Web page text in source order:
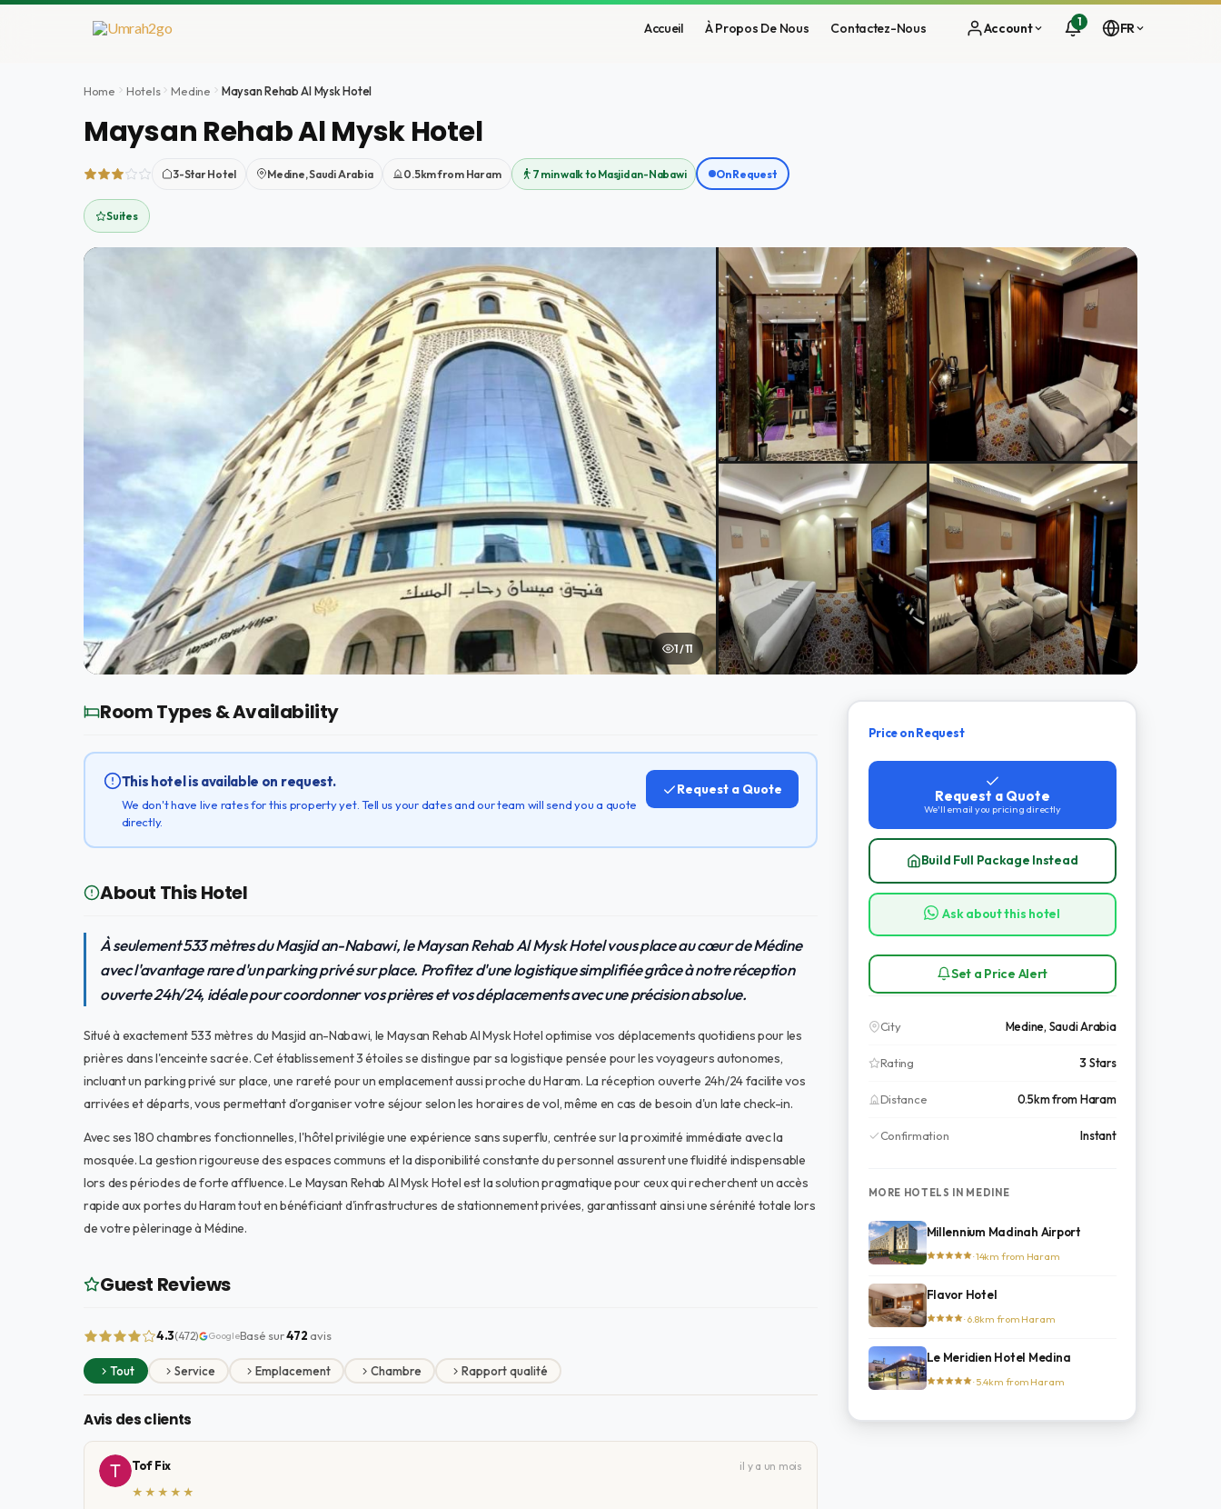
Aller
Accueil À Propos De Nous Contactez-Nous Account 1 FR
Home Hotels Medine Maysan Rehab Al Mysk Hotel
Maysan Rehab Al Mysk Hotel
3-Star Hotel Medine, Saudi Arabia 0.5km from Haram 7 min walk to Masjid an-Nabawi On Request
Suites
1 / 11
Room Types & Availability
This hotel is available on request.
We don't have live rates for this property yet. Tell us your dates and our team will send you a quote
directly.
Request a Quote
About This Hotel
À seulement 533 mètres du Masjid an-Nabawi, le Maysan Rehab Al Mysk Hotel vous place au cœur de Médine
avec l'avantage rare d'un parking privé sur place. Profitez d'une logistique simplifiée grâce à notre réception
ouverte 24h/24, idéale pour coordonner vos prières et vos déplacements avec une précision absolue.
Situé à exactement 533 mètres du Masjid an-Nabawi, le Maysan Rehab Al Mysk Hotel optimise vos déplacements quotidiens pour les
prières dans l'enceinte sacrée. Cet établissement 3 étoiles se distingue par sa logistique pensée pour les voyageurs autonomes,
incluant un parking privé sur place, une rareté pour un emplacement aussi proche du Haram. La réception ouverte 24h/24 facilite vos
arrivées et départs, vous permettant d'organiser votre séjour selon les horaires de vol, même en cas de besoin d'un late check-in.
Avec ses 180 chambres fonctionnelles, l'hôtel privilégie une expérience sans superflu, centrée sur la proximité immédiate avec la
mosquée. La gestion rigoureuse des espaces communs et la disponibilité constante du personnel assurent une fluidité indispensable
lors des périodes de forte affluence. Le Maysan Rehab Al Mysk Hotel est la solution pragmatique pour ceux qui recherchent un accès
rapide aux portes du Haram tout en bénéficiant d'infrastructures de stationnement privées, garantissant ainsi une sérénité totale lors
de votre pèlerinage à Médine.
Guest Reviews
4.3(472) GoogleBasé sur472 avis
Tout Service Emplacement Chambre Rapport qualité
Avis des clients
Tof Fix
il y a un mois
★★★★★
Price on Request
Request a Quote
We'll email you pricing directly
Build Full Package Instead
Ask about this hotel
Set a Price Alert
City Medine, Saudi Arabia
Rating 3 Stars
Distance 0.5km from Haram
Confirmation Instant
MORE HOTELS IN MEDINE
Millennium Madinah Airport
· 14km from Haram
Flavor Hotel
· 6.8km from Haram
Le Meridien Hotel Medina
· 5.4km from Haram